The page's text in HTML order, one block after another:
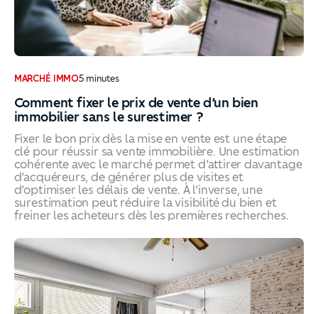
MARCHÉ IMMO5 minutes
Comment fixer le prix de vente d’un bien
immobilier sans le surestimer ?
Fixer le bon prix dès la mise en vente est une étape
clé pour réussir sa vente immobilière. Une estimation
cohérente avec le marché permet d’attirer davantage
d’acquéreurs, de générer plus de visites et
d’optimiser les délais de vente. À l’inverse, une
surestimation peut réduire la visibilité du bien et
freiner les acheteurs dès les premières recherches.